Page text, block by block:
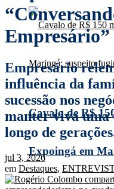
Cavalo de R$
Expoingá em
Empresário”
Empresário
influência da
sucessão nos
manter viva uma
longo de
jul 3, 2026
em Destaques,